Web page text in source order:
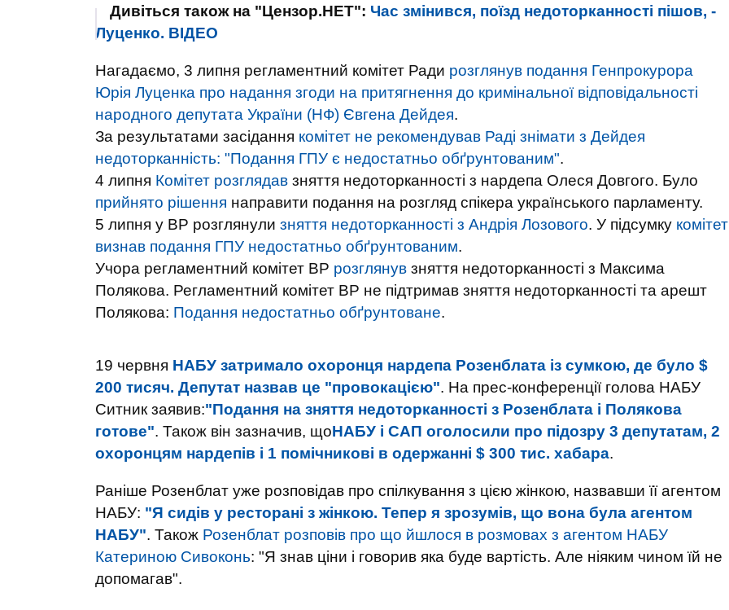
Дивіться також на "Цензор.НЕТ": Час змінився, поїзд недоторканності пішов, -
Луценко. ВIДЕО
Нагадаємо, 3 липня регламентний комітет Ради розглянув подання Генпрокурора
Юрія Луценка про надання згоди на притягнення до кримінальної відповідальності
народного депутата України (НФ) Євгена Дейдея.
За результатами засідання комітет не рекомендував Раді знімати з Дейдея
недоторканність: "Подання ГПУ є недостатньо обґрунтованим".
4 липня Комітет розглядав зняття недоторканності з нардепа Олеся Довгого. Було
прийнято рішення направити подання на розгляд спікера українського парламенту.
5 липня у ВР розглянули зняття недоторканності з Андрія Лозового. У підсумку комітет
визнав подання ГПУ недостатньо обґрунтованим.
Учора регламентний комітет ВР розглянув зняття недоторканності з Максима
Полякова. Регламентний комітет ВР не підтримав зняття недоторканності та арешт
Полякова: Подання недостатньо обґрунтоване.
19 червня НАБУ затримало охоронця нардепа Розенблата із сумкою, де було $
200 тисяч. Депутат назвав це "провокацією". На прес-конференції голова НАБУ
Ситник заявив:"Подання на зняття недоторканності з Розенблата і Полякова
готове". Також він зазначив, щоНАБУ і САП оголосили про підозру 3 депутатам, 2
охоронцям нардепів і 1 помічникові в одержанні $ 300 тис. хабара.
Раніше Розенблат уже розповідав про спілкування з цією жінкою, назвавши її агентом
НАБУ: "Я сидів у ресторані з жінкою. Тепер я зрозумів, що вона була агентом
НАБУ". Також Розенблат розповів про що йшлося в розмовах з агентом НАБУ
Катериною Сивоконь: "Я знав ціни і говорив яка буде вартість. Але ніяким чином їй не
допомагав".